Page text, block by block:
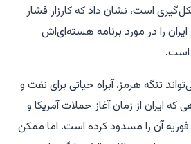
است، نشان داد که کارزار فشار
را در مورد برنامه هسته‌ای‌اش
است.
تنگه هرمز، آبراه حیاتی برای نفت و
که ایران از زمان آغاز حملات آمریکا و
فوریه آن را مسدود کرده است. اما ممکن